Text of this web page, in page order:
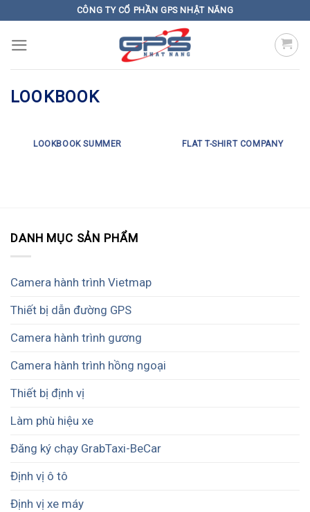
content
CÔNG TY CỔ PHẦN GPS NHẬT NĂNG
LOOKBOOK
LOOKBOOK SUMMER FLAT T-SHIRT COMPANY
DANH MỤC SẢN PHẨM
Camera hành trình Vietmap
Thiết bị dẫn đường GPS
Camera hành trình gương
Camera hành trình hồng ngoại
Thiết bị định vị
Làm phù hiệu xe
Đăng ký chạy GrabTaxi-BeCar
Định vị ô tô
Định vị xe máy